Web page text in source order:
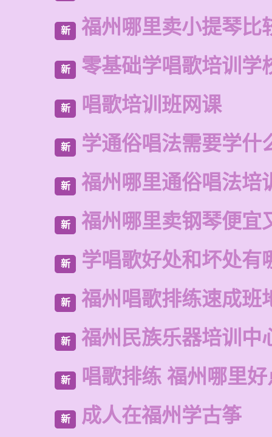
新 福州哪里卖小提琴比
新 零基础学唱歌培训学
新 唱歌培训班网课
新 学通俗唱法需要学什
新 福州哪里通俗唱法培
新 福州哪里卖钢琴便宜
新 学唱歌好处和坏处有
新 福州唱歌排练速成班
新 福州民族乐器培训中
新 唱歌排练 福州哪里
新 成人在福州学古筝